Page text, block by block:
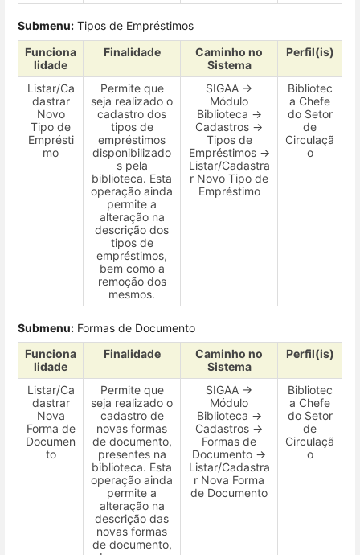
Submenu: Tipos de Empréstimos
Funciona
lidade
Finalidade
Caminho no
Sistema
Perfil(is)
Listar/Ca
dastrar
Novo
Tipo de
Emprésti
mo
Permite que
seja realizado o
cadastro dos
tipos de
empréstimos
disponibilizado
s pela
biblioteca. Esta
operação ainda
permite a
alteração na
descrição dos
tipos de
empréstimos,
bem como a
remoção dos
mesmos.
SIGAA →
Módulo
Biblioteca →
Cadastros →
Tipos de
Empréstimos →
Listar/Cadastra
r Novo Tipo de
Empréstimo
Bibliotec
a Chefe
do Setor
de
Circulaçã
o
Submenu: Formas de Documento
Funciona
lidade
Finalidade
Caminho no
Sistema
Perfil(is)
Listar/Ca
dastrar
Nova
Forma de
Documen
to
Permite que
seja realizado o
cadastro de
novas formas
de documento,
presentes na
biblioteca. Esta
operação ainda
permite a
alteração na
descrição das
novas formas
de documento,
SIGAA →
Módulo
Biblioteca →
Cadastros →
Formas de
Documento →
Listar/Cadastra
r Nova Forma
de Documento
Bibliotec
a Chefe
do Setor
de
Circulaçã
o